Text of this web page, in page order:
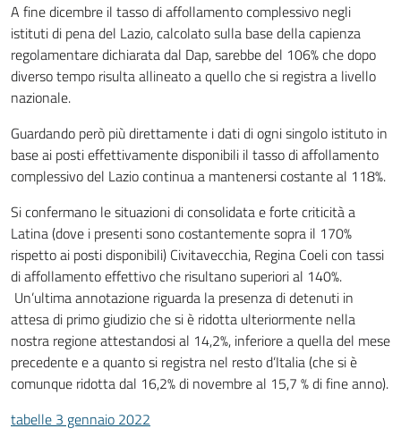
A fine dicembre il tasso di affollamento complessivo negli
istituti di pena del Lazio, calcolato sulla base della capienza
regolamentare dichiarata dal Dap, sarebbe del 106% che dopo
diverso tempo risulta allineato a quello che si registra a livello
nazionale.
Guardando però più direttamente i dati di ogni singolo istituto in
base ai posti effettivamente disponibili il tasso di affollamento
complessivo del Lazio continua a mantenersi costante al 118%.
Si confermano le situazioni di consolidata e forte criticità a
Latina (dove i presenti sono costantemente sopra il 170%
rispetto ai posti disponibili) Civitavecchia, Regina Coeli con tassi
di affollamento effettivo che risultano superiori al 140%.
Un’ultima annotazione riguarda la presenza di detenuti in
attesa di primo giudizio che si è ridotta ulteriormente nella
nostra regione attestandosi al 14,2%, inferiore a quella del mese
precedente e a quanto si registra nel resto d’Italia (che si è
comunque ridotta dal 16,2% di novembre al 15,7 % di fine anno).
tabelle 3 gennaio 2022